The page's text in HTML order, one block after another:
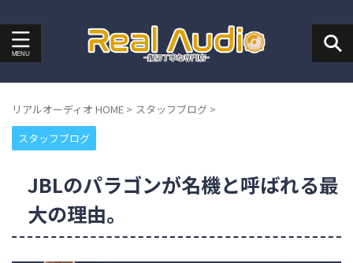
リアルオーディオ HOME > スタッフブログ >
スタッフブログ
JBLのパラゴンが名機と呼ばれる最
大の理由。